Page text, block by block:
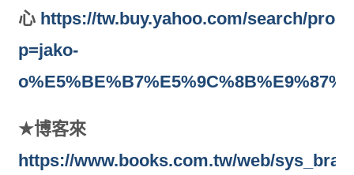
心 https://tw.buy.yahoo.com/search/
p=jako-
★博客來
https://www.books.com.tw/web/